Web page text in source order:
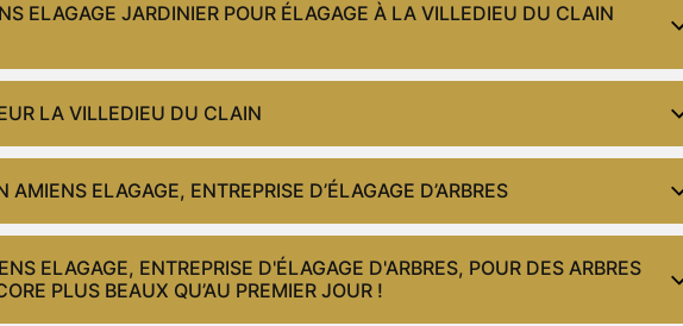
ELAGAGE JARDINIER POUR ÉLAGAGE À LA VILLEDIEU DU CLAIN
LA VILLEDIEU DU CLAIN
ELAGAGE, ENTREPRISE D’ÉLAGAGE D’ARBRES
ELAGAGE, ENTREPRISE D'ÉLAGAGE D'ARBRES, POUR DES ARBRES
PLUS BEAUX QU’AU PREMIER JOUR !